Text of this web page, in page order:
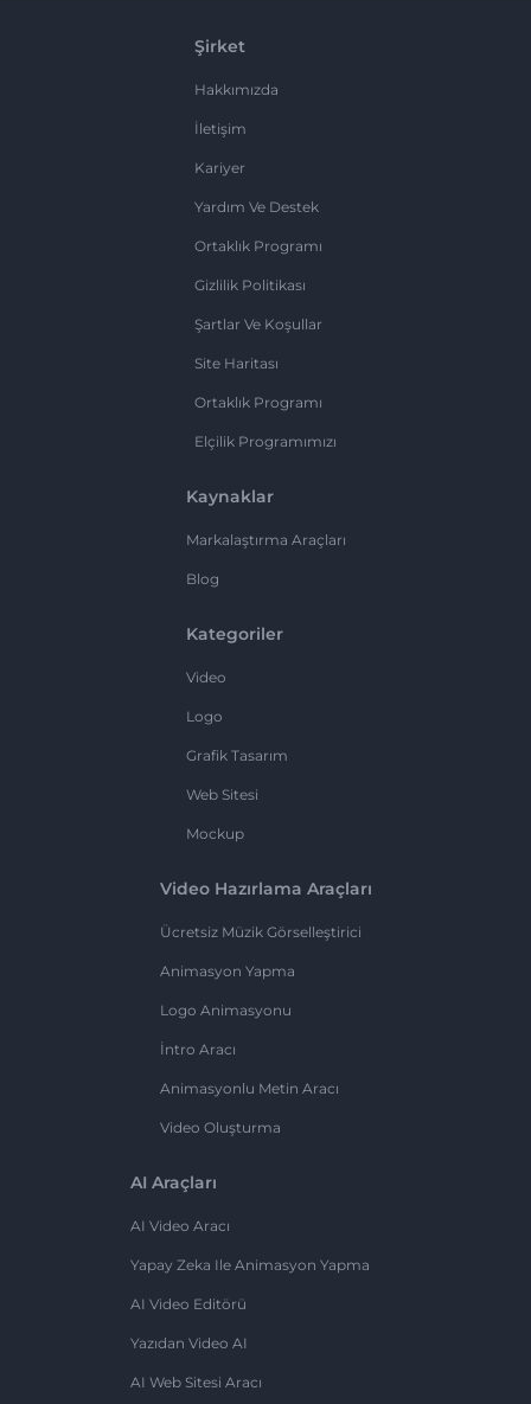
Şirket
Hakkımızda
İletişim
Kariyer
Yardım Ve Destek
Ortaklık Programı
Gizlilik Politikası
Şartlar Ve Koşullar
Site Haritası
Ortaklık Programı
Elçilik Programımızı
Kaynaklar
Markalaştırma Araçları
Blog
Kategoriler
Video
Logo
Grafik Tasarım
Web Sitesi
Mockup
Video Hazırlama Araçları
Ücretsiz Müzik Görselleştirici
Animasyon Yapma
Logo Animasyonu
İntro Aracı
Animasyonlu Metin Aracı
Video Oluşturma
AI Araçları
AI Video Aracı
Yapay Zeka Ile Animasyon Yapma
AI Video Editörü
Yazıdan Video AI
AI Web Sitesi Aracı